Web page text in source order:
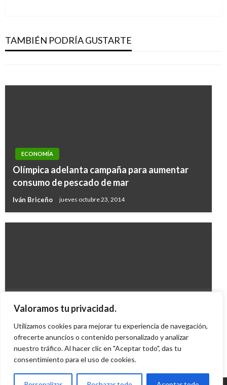
Valoramos tu privacidad.
Utilizamos cookies para mejorar tu experiencia de navegación,
ofrecerte anuncios o contenido personalizado y analizar
nuestro tráfico. Al hacer clic en "Aceptar todo", das tu
consentimiento para el uso de cookies.
TAMBIÉN PODRÍA GUSTARTE
vincularse en el mercado laboral
Giovanni Alarcón M. lunes abril 24, 2017
la carne porcina y bovina en Macao
ECONOMÍA
Olímpica adelanta campaña para aumentar
consumo de pescado de mar
Iván Briceño jueves octubre 23, 2014
ECONOMÍA
Iván Briceño miércoles enero 9, 2019